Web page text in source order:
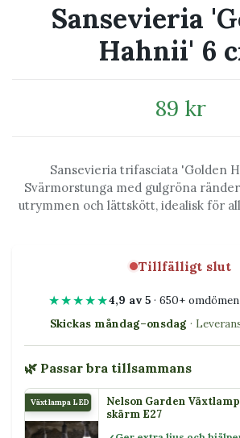
Sansevieria
Hahnii' 6
89 kr
Sansevieria trifasciata 'Golden
Svärmorstunga med gulgröna
utrymmen och lättskött, idealisk för
Tillfälligt slut
★★★★★4,9 av 5· 650+
Skickas måndag–onsdag ·
🌿 Passar bra tillsammans
Växtlampa LED 15 WNelson Garden
skärm E27